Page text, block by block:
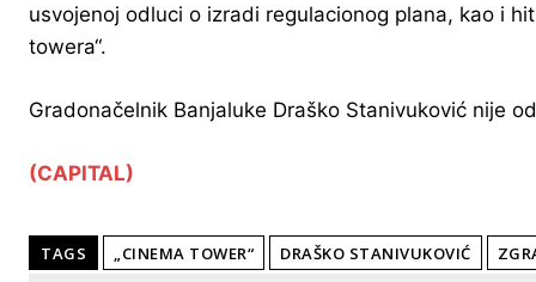
usvojenoj odluci o izradi regulacionog plana, kao i
towera“.
Gradonačelnik Banjaluke Draško Stanivuković nije
(CAPITAL)
TAGS „CINEMA TOWER“ DRAŠKO STANIVUKOVIĆ